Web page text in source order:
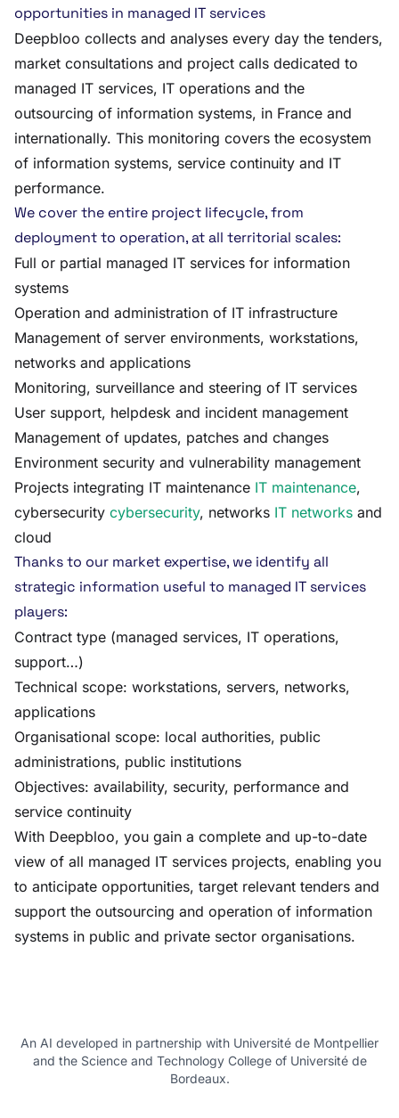
opportunities in managed IT services
Deepbloo collects and analyses every day the tenders,
market consultations and project calls dedicated to
managed IT services, IT operations and the
outsourcing of information systems, in France and
internationally. This monitoring covers the ecosystem
of information systems, service continuity and IT
performance.
We cover the entire project lifecycle, from
deployment to operation, at all territorial scales:
Full or partial managed IT services for information
systems
Operation and administration of IT infrastructure
Management of server environments, workstations,
networks and applications
Monitoring, surveillance and steering of IT services
User support, helpdesk and incident management
Management of updates, patches and changes
Environment security and vulnerability management
Projects integrating IT maintenance IT maintenance,
cybersecurity cybersecurity, networks IT networks and
cloud
Thanks to our market expertise, we identify all
strategic information useful to managed IT services
players:
Contract type (managed services, IT operations,
support…)
Technical scope: workstations, servers, networks,
applications
Organisational scope: local authorities, public
administrations, public institutions
Objectives: availability, security, performance and
service continuity
With Deepbloo, you gain a complete and up-to-date
view of all managed IT services projects, enabling you
to anticipate opportunities, target relevant tenders and
support the outsourcing and operation of information
systems in public and private sector organisations.
An AI developed in partnership with Université de Montpellier
and the Science and Technology College of Université de
Bordeaux.